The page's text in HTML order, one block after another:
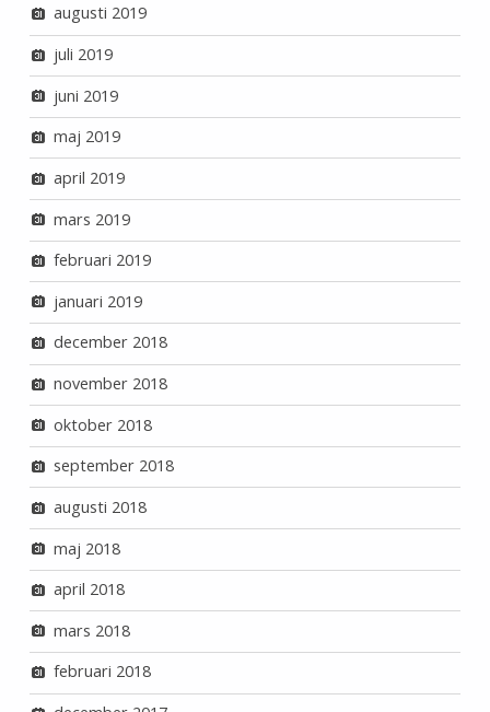
augusti 2019
juli 2019
juni 2019
maj 2019
april 2019
mars 2019
februari 2019
januari 2019
december 2018
november 2018
oktober 2018
september 2018
augusti 2018
maj 2018
april 2018
mars 2018
februari 2018